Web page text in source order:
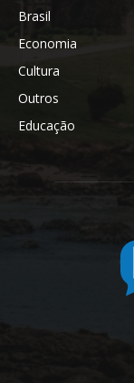
Brasil
Economia
Cultura
Outros
Educação